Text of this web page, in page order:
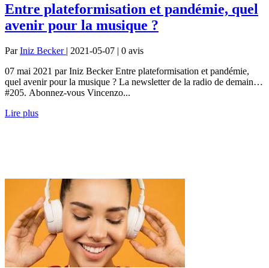
Entre plateformisation et pandémie, quel
avenir pour la musique ?
ParIniz Becker | 2021-05-07 | 0 avis
07 mai 2021 par Iniz Becker Entre plateformisation et pandémie,
quel avenir pour la musique ? La newsletter de la radio de demain…
#205. Abonnez-vous Vincenzo...
Lire plus